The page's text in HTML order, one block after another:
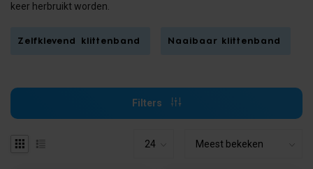
keer herbruikt worden.
Zelfklevend klittenband Naaibaar klittenband
Filters